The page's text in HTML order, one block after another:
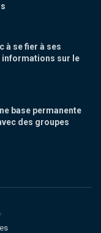
à se fier à ses
sur le
base permanente
des groupes